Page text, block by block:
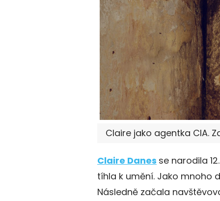
Claire jako agentka CIA.
Claire Danes se narodila
tíhla k umění. Jako mnoho
Následně začala